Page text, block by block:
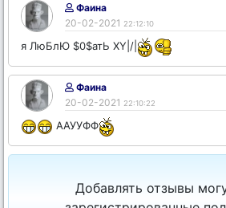
Фаина
20-02-2021 22:12:10
я ЛюБлЮ $0$атЬ ХY|/|
Фаина
20-02-2021 22:10:22
ААУУФФ
Добавлять отзывы